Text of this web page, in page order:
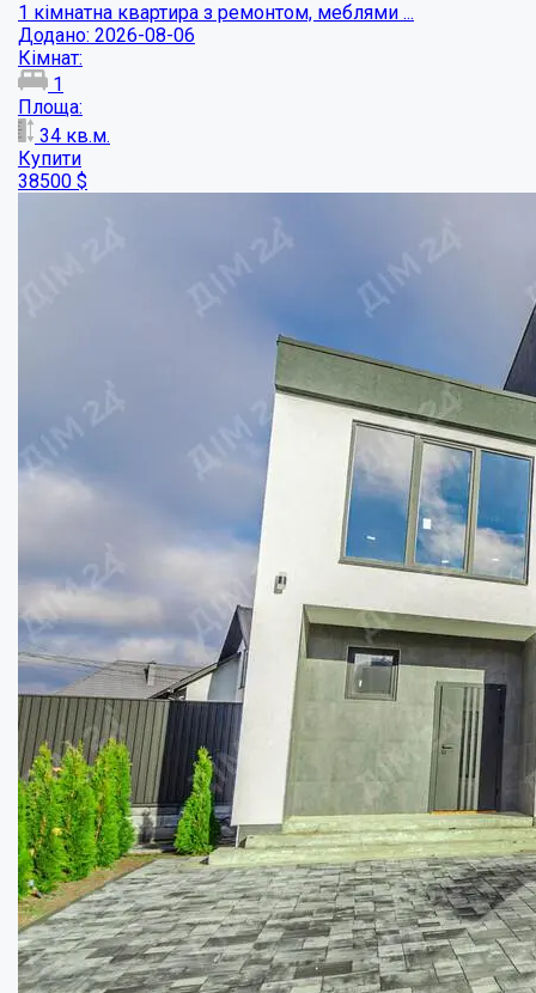
1 кімнатна квартира з ремонтом, меблями ...
Додано: 2026-08-06
Кімнат:
1
Площа:
34 кв.м.
Купити
38500 $